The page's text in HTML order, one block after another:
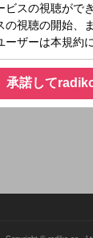
楽に精通した大
が織りなす丁々
承諾して